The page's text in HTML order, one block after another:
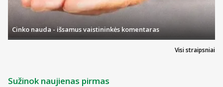
Visi straipsniai
Cinko nauda - išsamus vaistininkės komentaras
Sužinok naujienas pirmas